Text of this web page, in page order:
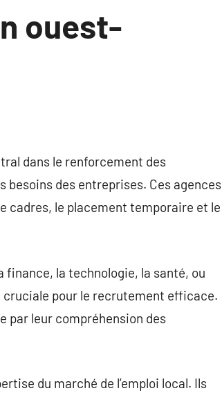
ouest-
dans le renforcement des
besoins des entreprises. Ces agences
cadres, le placement temporaire et le
la technologie, la santé, ou
cruciale pour le recrutement efficace.
leur compréhension des
du marché de l’emploi local. Ils